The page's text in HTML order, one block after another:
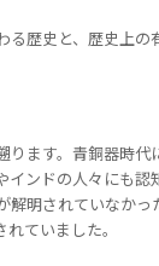
る歴史と、歴史上の
ります。青銅器時代
インドの人々にも認
解明されていなかっ
ていました。